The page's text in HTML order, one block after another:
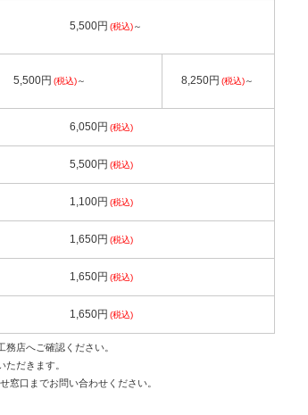
5,500円 (税込)～
5,500円 (税込)～ 8,250円 (税込)～
6,050円 (税込)
5,500円 (税込)
1,100円 (税込)
1,650円 (税込)
1,650円 (税込)
1,650円 (税込)
店へご確認ください。
だきます。
窓口までお問い合わせください。